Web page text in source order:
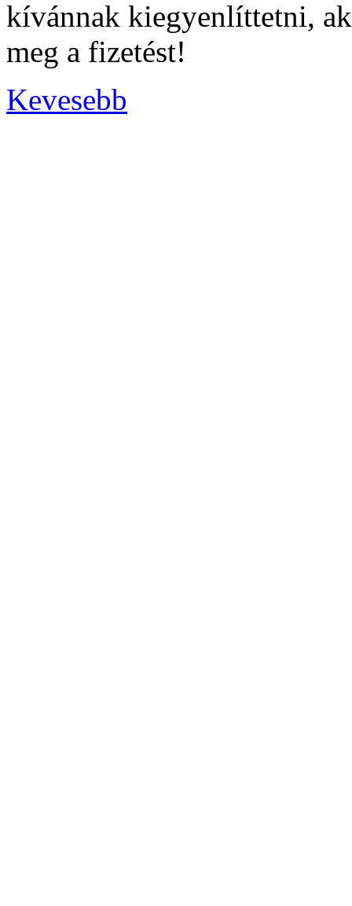
kívánnak kiegyenlíttetni,
meg a fizetést!
Kevesebb